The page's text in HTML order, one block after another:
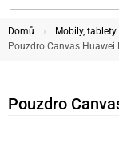
Domů Mobily, tablety
Pouzdro Canvas Huawei
Pouzdro